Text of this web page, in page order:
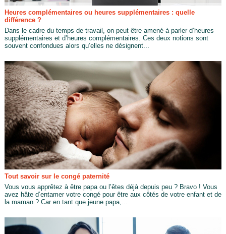
Heures complémentaires ou heures supplémentaires : quelle
différence ?
Dans le cadre du temps de travail, on peut être amené à parler d’heures
supplémentaires et d’heures complémentaires. Ces deux notions sont
souvent confondues alors qu’elles ne désignent...
Tout savoir sur le congé paternité
Vous vous apprêtez à être papa ou l’êtes déjà depuis peu ? Bravo ! Vous
avez hâte d’entamer votre congé pour être aux côtés de votre enfant et de
la maman ? Car en tant que jeune papa,...